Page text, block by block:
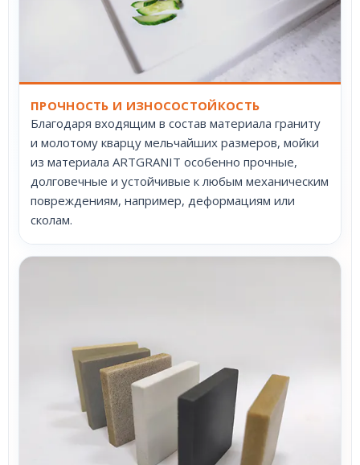
ПРОЧНОСТЬ И ИЗНОСОСТОЙКОСТЬ
Благодаря входящим в состав материала граниту
и молотому кварцу мельчайших размеров, мойки
из материала ARTGRANIT особенно прочные,
долговечные и устойчивые к любым механическим
повреждениям, например, деформациям или
сколам.